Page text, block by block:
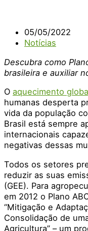
05/05/2022
Notícias
Descubra como
brasileira e auxiliar
O aquecimento
humanas desperta
vida da população
Brasil está sempre
internacionais
negativas dessas
Todos os setores
reduzir as suas
(GEE). Para
em 2012 o Plano
“Mitigação e
Consolidação de
Agricultura” – um